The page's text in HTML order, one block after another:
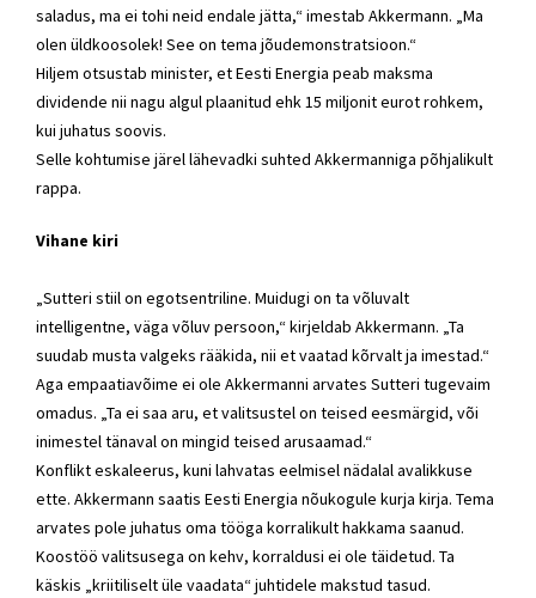
saladus, ma ei tohi neid endale jätta,“ imestab Akkermann. „Ma
olen üldkoosolek! See on tema jõudemonstratsioon.“
Hiljem otsustab minister, et Eesti Energia peab maksma
dividende nii nagu algul plaanitud ehk 15 miljonit eurot rohkem,
kui juhatus soovis.
Selle kohtumise järel lähevadki suhted Akkermanniga põhjalikult
rappa.
Vihane kiri
„Sutteri stiil on egotsentriline. Muidugi on ta võluvalt
intelligentne, väga võluv persoon,“ kirjeldab Akkermann. „Ta
suudab musta valgeks rääkida, nii et vaatad kõrvalt ja imestad.“
Aga empaatiavõime ei ole Akkermanni arvates Sutteri tugevaim
omadus. „Ta ei saa aru, et valitsustel on teised eesmärgid, või
inimestel tänaval on mingid teised arusaamad.“
Konflikt eskaleerus, kuni lahvatas eelmisel nädalal avalikkuse
ette. Akkermann saatis Eesti Energia nõukogule kurja kirja. Tema
arvates pole juhatus oma tööga korralikult hakkama saanud.
Koostöö valitsusega on kehv, korraldusi ei ole täidetud. Ta
käskis „kriitiliselt üle vaadata“ juhtidele makstud tasud.